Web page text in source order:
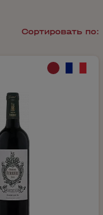
Сортировать по: